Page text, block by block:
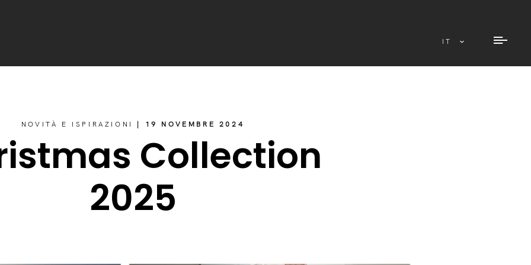
IT
NOVITÀ E ISPIRAZIONI | 19 NOVEMBRE 2024
Collection
2025